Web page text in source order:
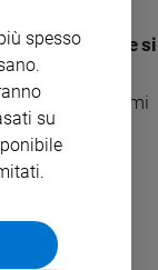
di fare il mio
persone che si
che
parte antica mi
spesso
su